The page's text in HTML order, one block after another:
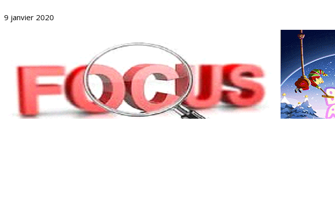
9 janvier 2020